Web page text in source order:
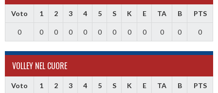
Voto 1 2 3 4 5 S K E TA B PTS
0 0 0 0 0 0 0 0 0 0 0 0
VOLLEY NEL CUORE
Voto 1 2 3 4 5 S K E TA B PTS